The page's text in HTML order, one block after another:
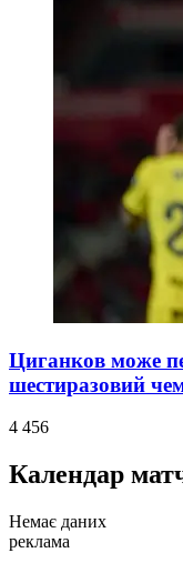
Циганков може
шестиразовий
4 456
Календар
Немає даних
реклама